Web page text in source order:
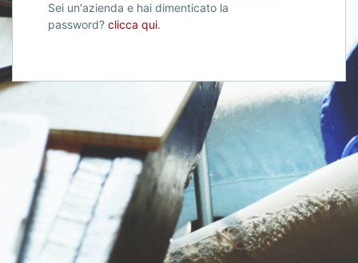
Sei un'azienda e hai dimenticato la
password? clicca qui.